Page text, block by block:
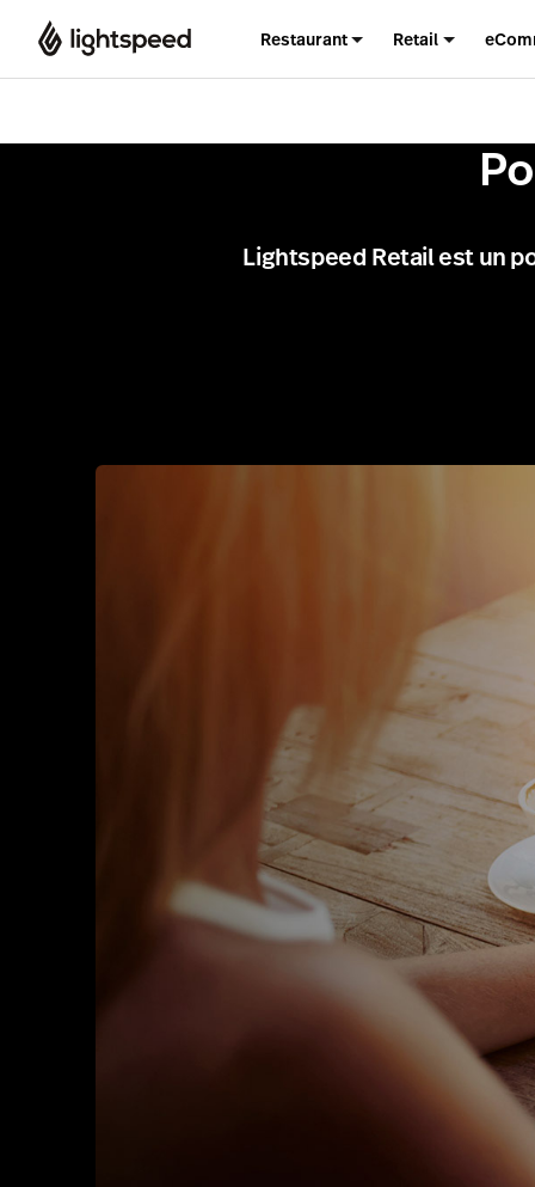
Restaurant Retail
Lightspeed Retail est un